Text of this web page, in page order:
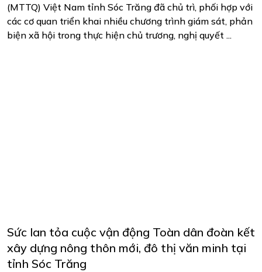
(MTTQ) Việt Nam tỉnh Sóc Trăng đã chủ trì, phối hợp với
các cơ quan triển khai nhiều chương trình giám sát, phản
biện xã hội trong thực hiện chủ trương, nghị quyết ...
Sức lan tỏa cuộc vận động Toàn dân đoàn kết
xây dựng nông thôn mới, đô thị văn minh tại
tỉnh Sóc Trăng